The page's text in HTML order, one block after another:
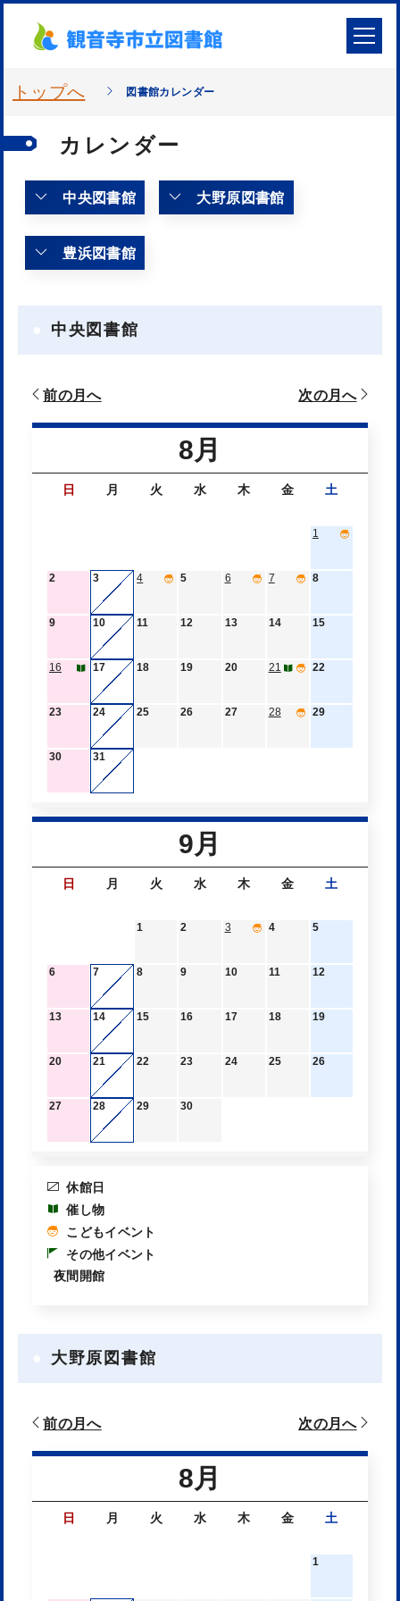
トップへ 図書館カレンダー
カレンダー
中央図書館 大野原図書館
豊浜図書館
中央図書館
前の月へ 次の月へ
8月
日 月 火 水 木 金 土
1
2 3 4 5 6 7 8
9 10 11 12 13 14 15
16 17 18 19 20 21 22
23 24 25 26 27 28 29
30 31
9月
日 月 火 水 木 金 土
1 2 3 4 5
6 7 8 9 10 11 12
13 14 15 16 17 18 19
20 21 22 23 24 25 26
27 28 29 30
休館日
催し物
こどもイベント
その他イベント
夜間開館
大野原図書館
前の月へ 次の月へ
8月
日 月 火 水 木 金 土
1